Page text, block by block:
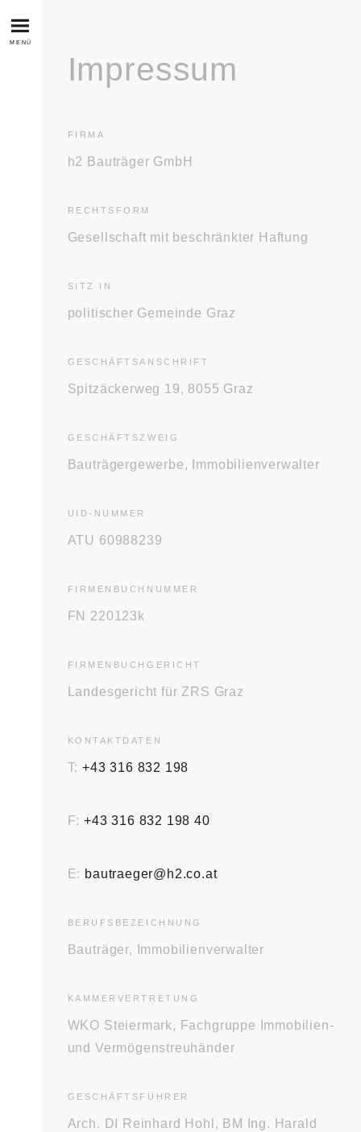
MENÜ
Impressum
FIRMA
h2 Bauträger GmbH
RECHTSFORM
Gesellschaft mit beschränkter Haftung
SITZ IN
politischer Gemeinde Graz
GESCHÄFTS­ANSCHRIFT
Spitzäckerweg 19, 8055 Graz
GESCHÄFTS­ZWEIG
Bauträgergewerbe, Immobilienverwalter
UID-NUMMER
ATU 60988239
FIRMENBUCH­NUMMER
FN 220123k
FIRMENBUCH­GERICHT
Landesgericht für ZRS Graz
KONTAKT­DATEN
T:+43 316 832 198
F:+43 316 832 198 40
E: bautraeger@h2.co.at
BERUFS­BEZEICHNUNG
Bauträger, Immobilienverwalter
KAMMER­VERTRETUNG
WKO Steiermark, Fachgruppe Immobilien-
und Vermögenstreuhänder
GESCHÄFTS­FÜHRER
Arch. DI Reinhard Hohl, BM Ing. Harald